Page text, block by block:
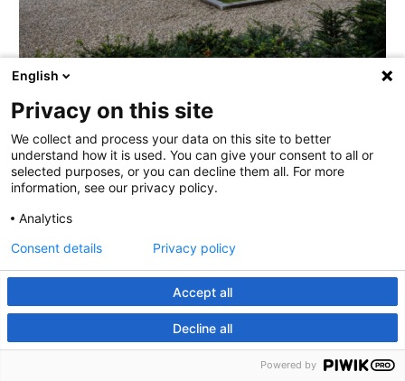
Rondleiding Boekentoren
Maak een online tour door de Boekentoren of laat
deze tourwebsite jou begeleiden tijdens een
wandeling door het gebouw.
English
Privacy on this site
We collect and process your data on this site to better
understand how it is used. You can give your consent to all or
selected purposes, or you can decline them all. For more
information, see our privacy policy.
Analytics
Accept all
Decline all
Consent details Privacy policy
Powered by